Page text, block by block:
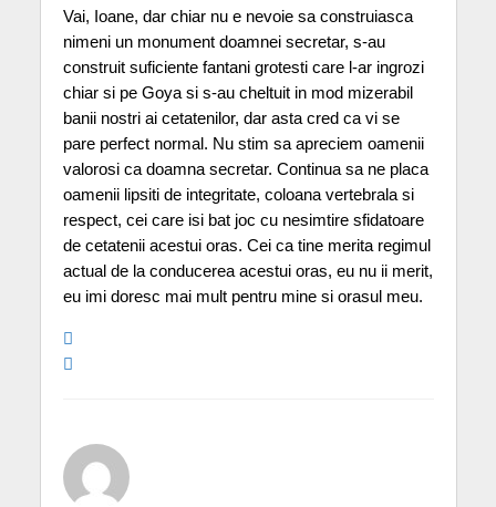
Vai, Ioane, dar chiar nu e nevoie sa construiasca
nimeni un monument doamnei secretar, s-au
construit suficiente fantani grotesti care l-ar ingrozi
chiar si pe Goya si s-au cheltuit in mod mizerabil
banii nostri ai cetatenilor, dar asta cred ca vi se
pare perfect normal. Nu stim sa apreciem oamenii
valorosi ca doamna secretar. Continua sa ne placa
oamenii lipsiti de integritate, coloana vertebrala si
respect, cei care isi bat joc cu nesimtire sfidatoare
de cetatenii acestui oras. Cei ca tine merita regimul
actual de la conducerea acestui oras, eu nu ii merit,
eu imi doresc mai mult pentru mine si orasul meu.